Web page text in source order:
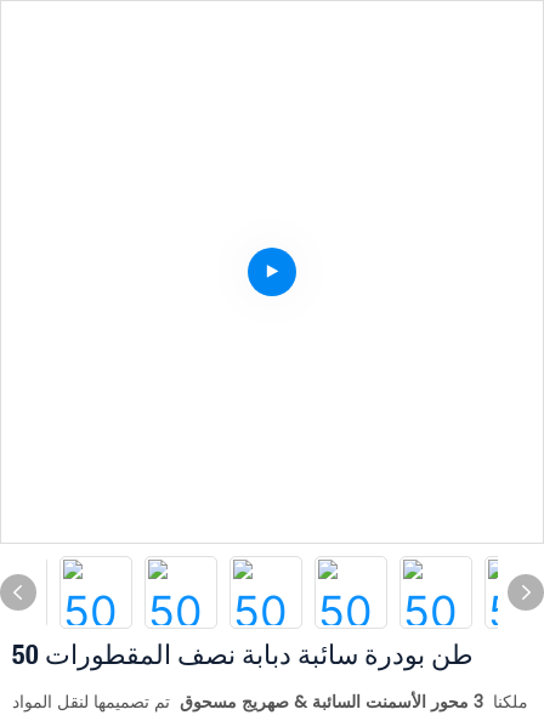
50 طن بودرة سائبة دبابة نصف المقطورات
ملكنا
تم تصميمها لنقل المواد